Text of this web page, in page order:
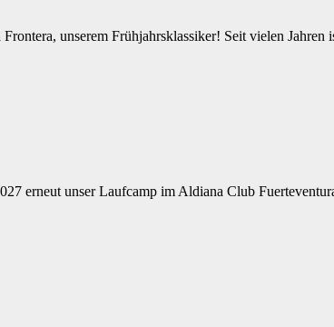
unserem Frühjahrsklassiker! Seit vielen Jahren
erneut unser Laufcamp im Aldiana Club